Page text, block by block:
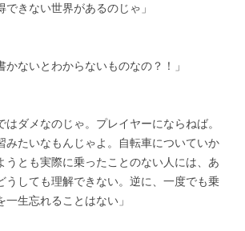
できない世界があるのじゃ」
かないとわからないものなの？！」
はダメなのじゃ。プレイヤーにならねば。
みたいなもんじゃよ。自転車についていか
うとも実際に乗ったことのない人には、あ
うしても理解できない。逆に、一度でも乗
生忘れることはない」